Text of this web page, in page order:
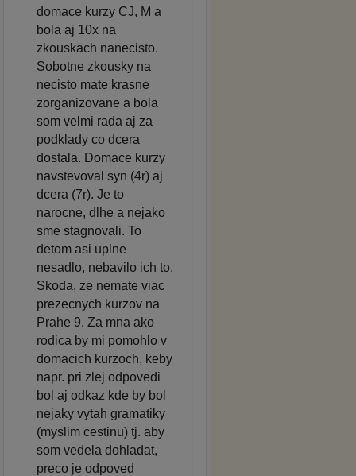
domace kurzy CJ, M a
bola aj 10x na
zkouskach nanecisto.
Sobotne zkousky na
necisto mate krasne
zorganizovane a bola
som velmi rada aj za
podklady co dcera
dostala. Domace kurzy
navstevoval syn (4r) aj
dcera (7r). Je to
narocne, dlhe a nejako
sme stagnovali. To
detom asi uplne
nesadlo, nebavilo ich to.
Skoda, ze nemate viac
prezecnych kurzov na
Prahe 9. Za mna ako
rodica by mi pomohlo v
domacich kurzoch, keby
napr. pri zlej odpovedi
bol aj odkaz kde by bol
nejaky vytah gramatiky
(myslim cestinu) tj. aby
som vedela dohladat,
preco je odpoved